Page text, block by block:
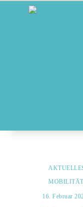
PRESSE
MOBILITÄT
16. Februar